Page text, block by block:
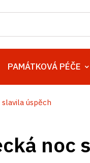
PAMÁTKOVÁ PÉČE
úspěch
noc